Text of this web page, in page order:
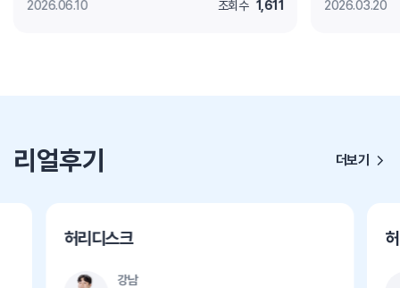
2026.06.10 조회수 1,611 2026.03.20
리얼후기 더보기
허리디스크
강남